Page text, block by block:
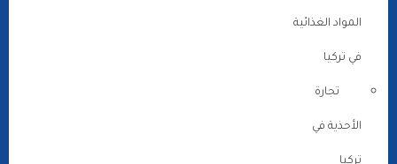
المواد الغذائية
في تركيا
تجارة
الأحذية في
تركيا